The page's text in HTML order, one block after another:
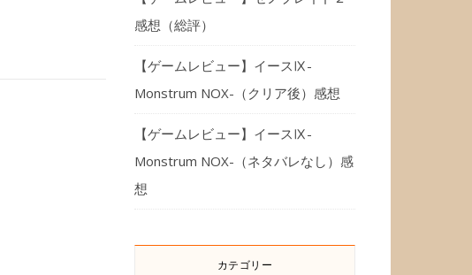
感想（総評）
【ゲームレビュー】イースⅨ-
Monstrum NOX-（クリア後）感想
【ゲームレビュー】イースⅨ-
Monstrum NOX-（ネタバレなし）感
想
カテゴリー